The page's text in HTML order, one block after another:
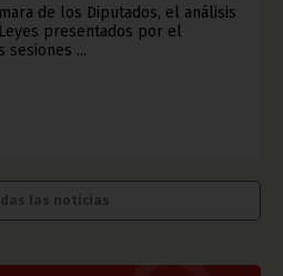
de los Diputados, el análisis
presentados por el
sesiones ...
las noticias